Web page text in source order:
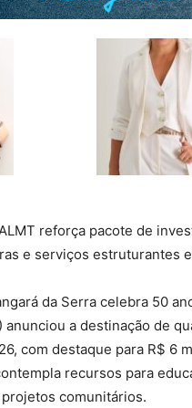
reforça pacote de
e serviços estruturantes
da Serra celebra 50
anunciou a destinação de
com destaque para R$ 6
recursos para
comunitários.